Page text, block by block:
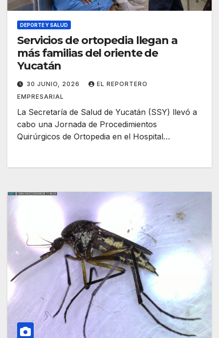
DEPORTE Y SALUD
Servicios de ortopedia llegan a
más familias del oriente de
Yucatán
30 JUNIO, 2026
EL REPORTERO
EMPRESARIAL
La Secretaría de Salud de Yucatán (SSY) llevó a
cabo una Jornada de Procedimientos
Quirúrgicos de Ortopedia en el Hospital…